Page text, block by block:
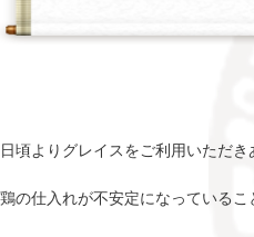
日頃よりグレイスをご利用いただき
鶏の仕入れが不安定になっている